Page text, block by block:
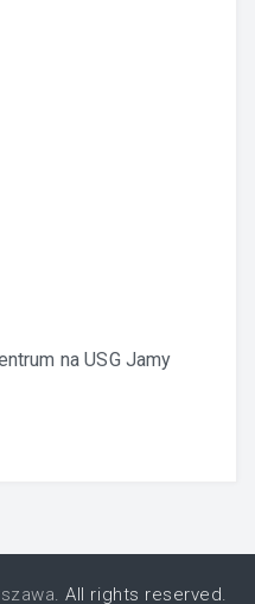
naUSG Jamy
. All rights reserved.